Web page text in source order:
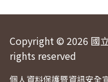
Copyright © 2026 國
rights reserved
個人資料保護暨資訊安全